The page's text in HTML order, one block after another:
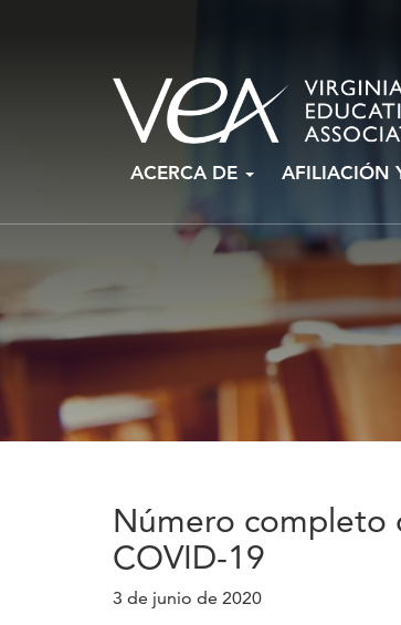
ACERCA DE AFILIACIÓN
Número completo
COVID-19
3 de junio de 2020